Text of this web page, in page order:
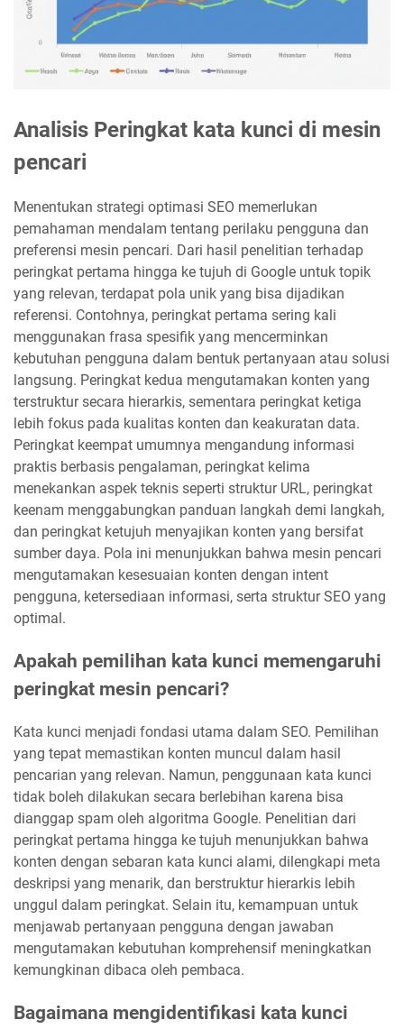
Analisis Peringkat kata kunci di mesin
pencari
Menentukan strategi optimasi SEO memerlukan
pemahaman mendalam tentang perilaku pengguna dan
preferensi mesin pencari. Dari hasil penelitian terhadap
peringkat pertama hingga ke tujuh di Google untuk topik
yang relevan, terdapat pola unik yang bisa dijadikan
referensi. Contohnya, peringkat pertama sering kali
menggunakan frasa spesifik yang mencerminkan
kebutuhan pengguna dalam bentuk pertanyaan atau solusi
langsung. Peringkat kedua mengutamakan konten yang
terstruktur secara hierarkis, sementara peringkat ketiga
lebih fokus pada kualitas konten dan keakuratan data.
Peringkat keempat umumnya mengandung informasi
praktis berbasis pengalaman, peringkat kelima
menekankan aspek teknis seperti struktur URL, peringkat
keenam menggabungkan panduan langkah demi langkah,
dan peringkat ketujuh menyajikan konten yang bersifat
sumber daya. Pola ini menunjukkan bahwa mesin pencari
mengutamakan kesesuaian konten dengan intent
pengguna, ketersediaan informasi, serta struktur SEO yang
optimal.
Apakah pemilihan kata kunci memengaruhi
peringkat mesin pencari?
Kata kunci menjadi fondasi utama dalam SEO. Pemilihan
yang tepat memastikan konten muncul dalam hasil
pencarian yang relevan. Namun, penggunaan kata kunci
tidak boleh dilakukan secara berlebihan karena bisa
dianggap spam oleh algoritma Google. Penelitian dari
peringkat pertama hingga ke tujuh menunjukkan bahwa
konten dengan sebaran kata kunci alami, dilengkapi meta
deskripsi yang menarik, dan berstruktur hierarkis lebih
unggul dalam peringkat. Selain itu, kemampuan untuk
menjawab pertanyaan pengguna dengan jawaban
mengutamakan kebutuhan komprehensif meningkatkan
kemungkinan dibaca oleh pembaca.
Bagaimana mengidentifikasi kata kunci